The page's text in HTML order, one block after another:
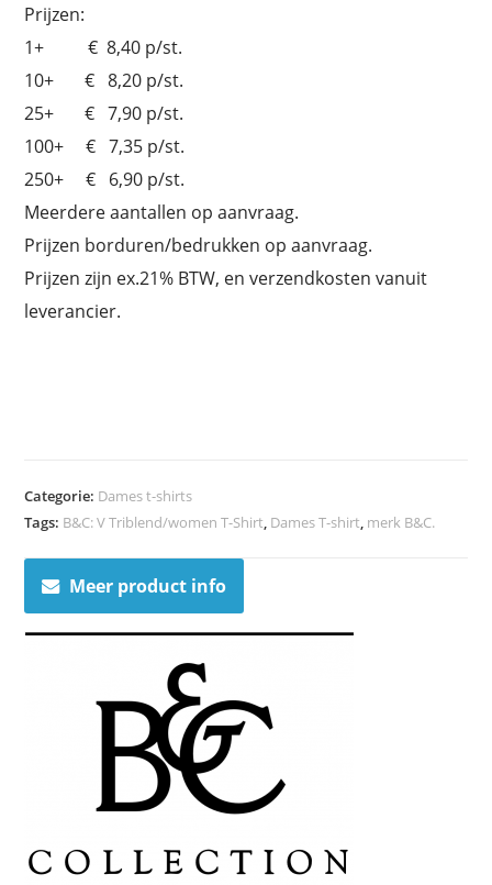
Prijzen:
1+ € 8,40 p/st.
10+ € 8,20 p/st.
25+ € 7,90 p/st.
100+ € 7,35 p/st.
250+ € 6,90 p/st.
Meerdere aantallen op aanvraag.
Prijzen borduren/bedrukken op aanvraag.
Prijzen zijn ex.21% BTW, en verzendkosten vanuit
leverancier.
Categorie: Dames t-shirts
Tags: B&C: V Triblend/women T-Shirt, Dames T-shirt, merk B&C.
Meer product info